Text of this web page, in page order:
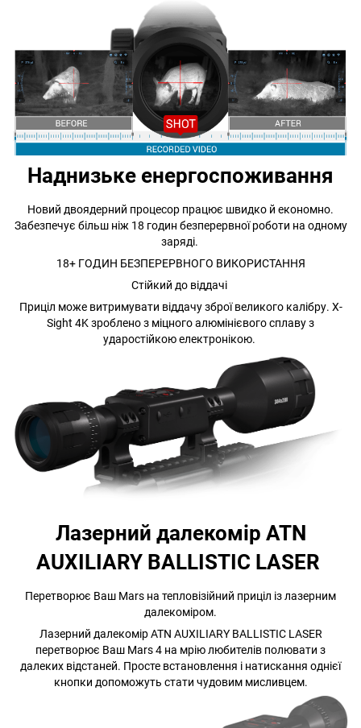
Наднизьке енергоспоживання
Новий двоядерний процесор працює швидко й економно.
Забезпечує більш ніж 18 годин безперервної роботи на одному
заряді.
18+ ГОДИН БЕЗПЕРЕРВНОГО ВИКОРИСТАННЯ
Стійкий до віддачі
Приціл може витримувати віддачу зброї великого калібру. X-
Sight 4K зроблено з міцного алюмінієвого сплаву з
ударостійкою електронікою.
Лазерний далекомір ATN
AUXILIARY BALLISTIC LASER
Перетворює Ваш Mars на тепловізійний приціл із лазерним
далекоміром.
Лазерний далекомір ATN AUXILIARY BALLISTIC LASER
перетворює Ваш Mars 4 на мрію любителів полювати з
далеких відстаней. Просте встановлення і натискання однієї
кнопки допоможуть стати чудовим мисливцем.